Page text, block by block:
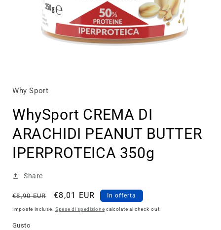
1
modale
Why Sport
WhySport CREMA DI
ARACHIDI PEANUT BUTTER
IPERPROTEICA 350g
Share
Prezzo
di
€8,90 EUR
Prezzo
scontato
€8,01 EUR In offerta
Imposte incluse. Spese di spedizione calcolate al check-out.
Gusto